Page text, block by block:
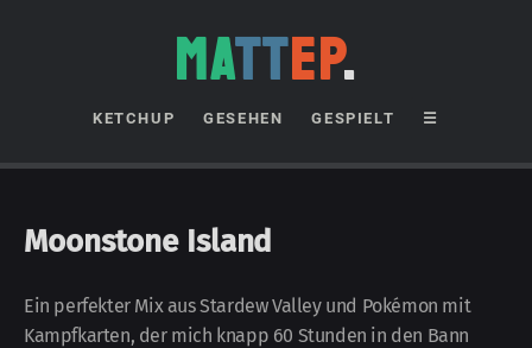
MATTEP.
KETCHUP GESEHEN GESPIELT ☰
Moonstone Island
Ein perfekter Mix aus Stardew Valley und Pokémon mit
Kampf­karten, der mich knapp 60 Stunden in den Bann